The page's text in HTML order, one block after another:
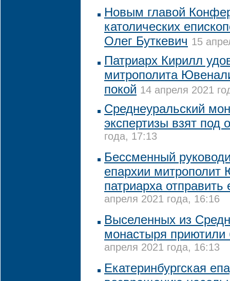
Новым главой
католических
Олег Буткевич 15
Патриарх Кирилл
митрополита
покой 14 апреля 2021
Среднеуральский
экспертизы взят под
года, 17:13
Бессменный
епархии митрополит
патриарха отправить
апреля 2021 года, 16:16
Выселенных из
монастыря приютили
апреля 2021 года, 16:13
Екатеринбургская